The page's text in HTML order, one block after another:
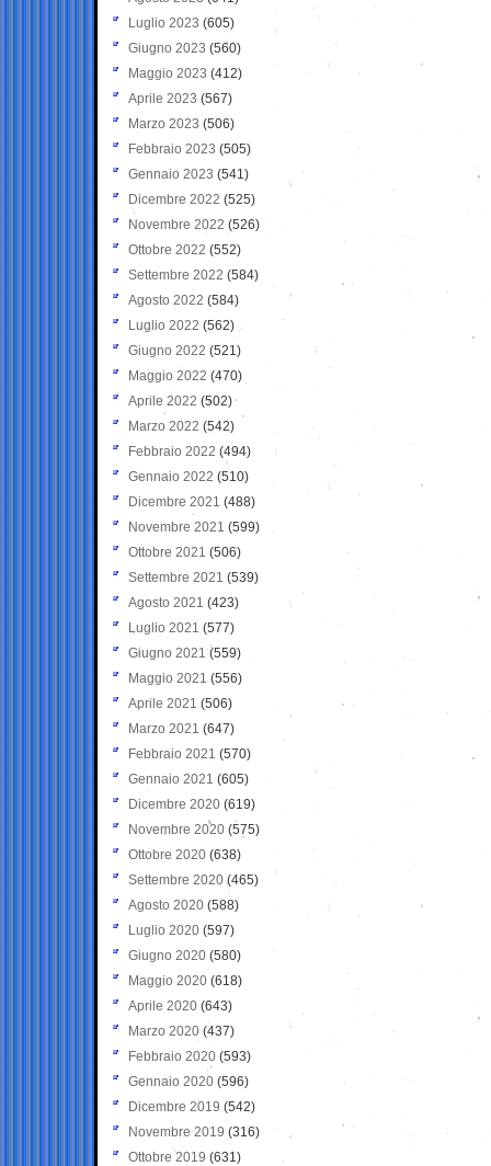
Luglio 2023 (605)
Giugno 2023 (560)
Maggio 2023 (412)
Aprile 2023 (567)
Marzo 2023 (506)
Febbraio 2023 (505)
Gennaio 2023 (541)
Dicembre 2022 (525)
Novembre 2022 (526)
Ottobre 2022 (552)
Settembre 2022 (584)
Agosto 2022 (584)
Luglio 2022 (562)
Giugno 2022 (521)
Maggio 2022 (470)
Aprile 2022 (502)
Marzo 2022 (542)
Febbraio 2022 (494)
Gennaio 2022 (510)
Dicembre 2021 (488)
Novembre 2021 (599)
Ottobre 2021 (506)
Settembre 2021 (539)
Agosto 2021 (423)
Luglio 2021 (577)
Giugno 2021(559)
Maggio 2021 (556)
Aprile 2021 (506)
Marzo 2021 (647)
Febbraio 2021 (570)
Gennaio 2021 (605)
Dicembre 2020 (619)
Novembre 2020 (575)
Ottobre 2020 (638)
Settembre 2020(465)
Agosto 2020 (588)
Luglio 2020 (597)
Giugno 2020 (580)
Maggio 2020 (618)
Aprile 2020 (643)
Marzo 2020 (437)
Febbraio 2020 (593)
Gennaio 2020 (596)
Dicembre 2019 (542)
Novembre 2019 (316)
Ottobre 2019 (631)